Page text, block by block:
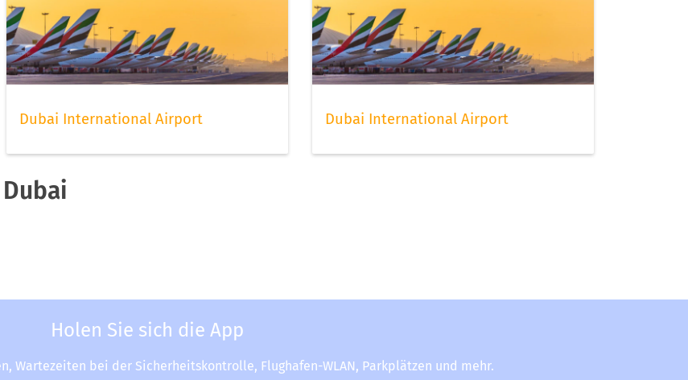
Dubai International Airport Dubai International Airport
Holen Sie sich die App
Wartezeiten bei der Sicherheitskontrolle, Flughafen-WLAN, Parkplätzen und mehr.